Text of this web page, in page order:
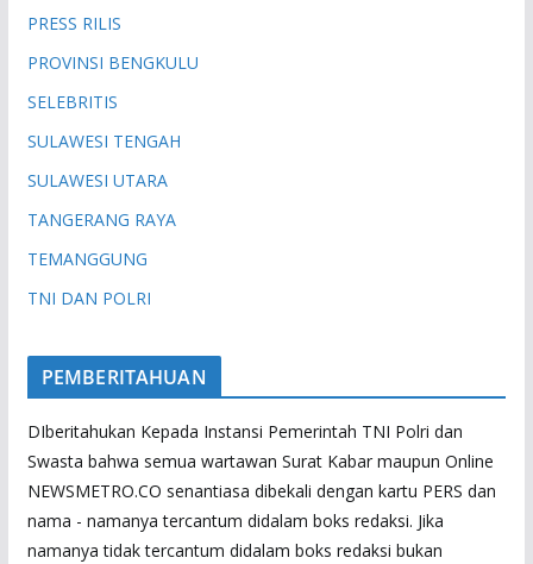
PRESS RILIS
PROVINSI BENGKULU
SELEBRITIS
SULAWESI TENGAH
SULAWESI UTARA
TANGERANG RAYA
TEMANGGUNG
TNI DAN POLRI
PEMBERITAHUAN
DIberitahukan Kepada Instansi Pemerintah TNI Polri dan
Swasta bahwa semua wartawan Surat Kabar maupun Online
NEWSMETRO.CO senantiasa dibekali dengan kartu PERS dan
nama - namanya tercantum didalam boks redaksi. Jika
namanya tidak tercantum didalam boks redaksi bukan